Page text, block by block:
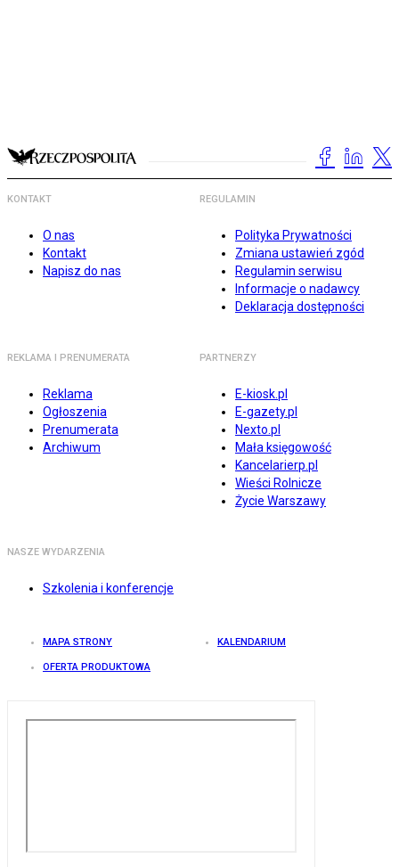
KONTAKT
O nas
Kontakt
Napisz do nas
REGULAMIN
Polityka Prywatności
Zmiana ustawień zgód
Regulamin serwisu
Informacje o nadawcy
Deklaracja dostępności
REKLAMA I PRENUMERATA
Reklama
Ogłoszenia
Prenumerata
Archiwum
PARTNERZY
E-kiosk.pl
E-gazety.pl
Nexto.pl
Mała księgowość
Kancelarierp.pl
Wieści Rolnicze
Życie Warszawy
NASZE WYDARZENIA
Szkolenia i konferencje
MAPA STRONY KALENDARIUM
OFERTA PRODUKTOWA